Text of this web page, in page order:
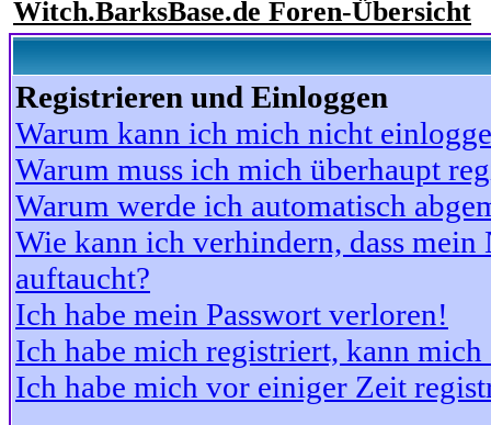
Witch.BarksBase.de Foren-Übersicht
Registrieren und Einloggen
Warum kann ich mich nicht
Warum muss ich mich überhaupt
Warum werde ich automatisch
Wie kann ich verhindern, dass
auftaucht?
Ich habe mein Passwort verloren!
Ich habe mich registriert, kann
Ich habe mich vor einiger Zeit